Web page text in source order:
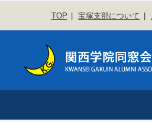
TOP 宝塚支部について